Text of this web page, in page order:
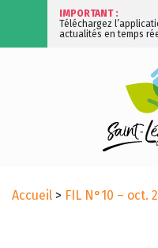
IMPORTANT :
Téléchargez
actualités en temps
Accueil > FIL N°10 – oct.